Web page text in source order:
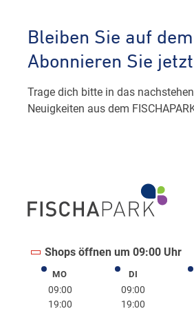
Shops öffnen um 09:00 Uhr
MOMontag
09:00
19:00
DIDienstag
09:00
19:00